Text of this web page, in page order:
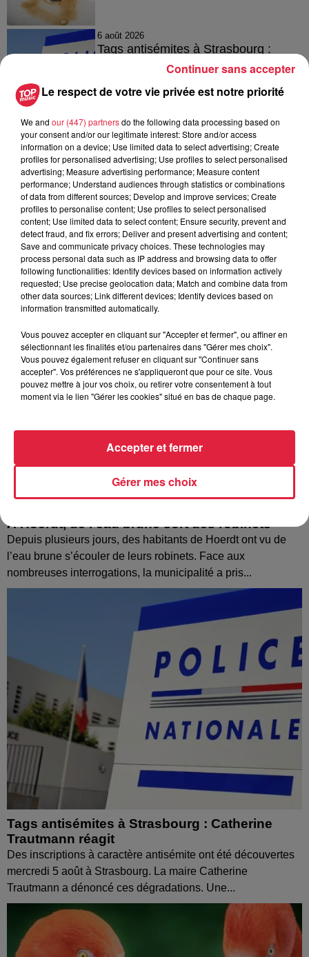
6 août 2026
Tags antisémites à Strasbourg :
Catherine Trautmann réagit
6 août 2026
Au zoo de Mulhouse : rencontre
avec les flamants rouges
À découvrir également
À Hoerdt, de l’eau brune sort des robinets
Depuis plusieurs jours, des habitants de Hoerdt ont vu de
l’eau brune s’écouler de leurs robinets. Face aux
nombreuses interrogations, la municipalité a pris...
Tags antisémites à Strasbourg : Catherine
Trautmann réagit
Des inscriptions à caractère antisémite ont été découvertes
mercredi 5 août à Strasbourg. La maire Catherine
Trautmann a dénoncé ces dégradations. Une...
Le respect de votre vie privée est notre priorité
We and our (447) partnersdo the following data processing based on
your consent and/or our legitimate interest: Store and/or access
information on a device; Use limited data to select advertising; Create
profiles for personalised advertising; Use profiles to select personalised
advertising; Measure advertising performance; Measure content
performance; Understand audiences through statistics or combinations
of data from different sources; Develop and improve services; Create
profiles to personalise content; Use profiles to select personalised
content; Use limited data to select content; Ensure security, prevent and
detect fraud, and fix errors; Deliver and present advertising and content;
Save and communicate privacy choices. These technologies may
process personal data such as IP address and browsing data to offer
following functionalities: Identify devices based on information actively
requested; Use precise geolocation data; Match and combine data from
other data sources; Link different devices; Identify devices based on
information transmitted automatically.
Vous pouvez accepter en cliquant sur "Accepter et fermer", ou affiner en
sélectionnant les finalités et/ou partenaires dans "Gérer mes choix".
Vous pouvez également refuser en cliquant sur "Continuer sans
accepter". Vos préférences ne s'appliqueront que pour ce site. Vous
pouvez mettre à jour vos choix, ou retirer votre consentement à tout
moment via le lien "Gérer les cookies" situé en bas de chaque page.
Gérer mes choix
Accepter et fermer
Continuer sans accepter